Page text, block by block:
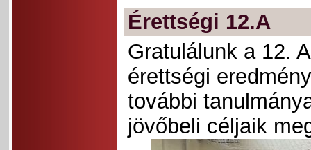
Érettségi 12.A
Gratulálunk a 12.
érettségi
további
jövőbeli céljaik